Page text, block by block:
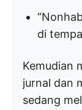
di
Kemudian
jurnal dan
sedang